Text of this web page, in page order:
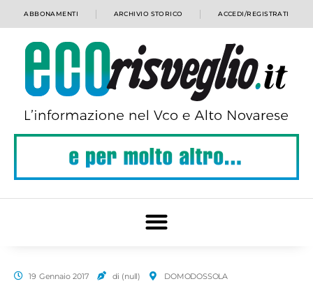
ABBONAMENTI ARCHIVIO STORICO ACCEDI/REGISTRATI
19 Gennaio 2017 di (null) DOMODOSSOLA